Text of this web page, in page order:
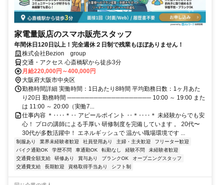
家電量販店のスマホ販売スタッフ
年間休日120日以上！完全週休２日制で残業もほぼありません！
株式会社Bezion group
交通・アクセス 心斎橋駅から徒歩3分
月給220,000円～400,000円
大阪府大阪市中央区
勤務時間詳細 実働時間：1日あたり8時間 平均勤務日数：1ヶ月あた
り20日 勤務時間 ─────────────────── 10:00 ～ 19:00 また
は 11:00 ～ 20:00（実働7...
仕事内容 ＊‥‥＊‥ アピールポイント ‥＊‥‥＊ 未経験からでも安
心！ プロの講師による手厚い 研修制度を完備しています 。 20代〜
30代が多数活躍中！ エネルギッシュで 温かい職場環境です ...
制服あり 業界未経験者歓迎 社員登用あり 主婦・主夫歓迎
フリーター歓迎
バイク通勤OK
学歴不問 車通勤OK 転勤なし 経験不問
未経験者歓迎
交通費全額支給
研修あり 賞与あり ブランクOK
オープニングスタッフ
交通費支給
長期歓迎 資格取得手当あり シフト制